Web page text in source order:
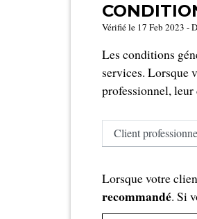
Vérifié le 17 Feb 2023 -
Les conditions
services. Lorsque
professionnel,
Client
Lorsque votre
recommandé. Si